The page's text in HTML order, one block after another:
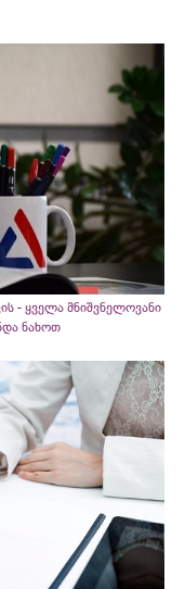
- ყველა მნიშვნელოვანი
ნახოთ